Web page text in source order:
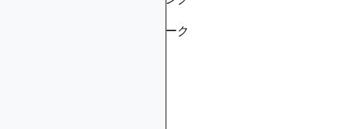
オーディエンスネットワーク